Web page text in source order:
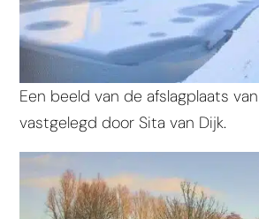
Een beeld van de afslagplaats van
vastgelegd door Sita van Dijk.